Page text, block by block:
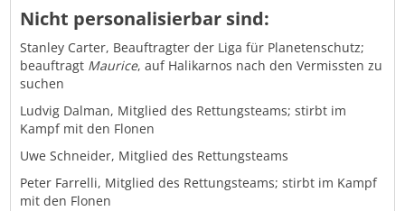
Nicht personalisierbar sind:
Stanley Carter, Beauftragter der Liga für Planetenschutz;
beauftragt Maurice, auf Halikarnos nach den Vermissten zu
suchen
Ludvig Dalman, Mitglied des Rettungsteams; stirbt im
Kampf mit den Flonen
Uwe Schneider, Mitglied des Rettungsteams
Peter Farrelli, Mitglied des Rettungsteams; stirbt im Kampf
mit den Flonen